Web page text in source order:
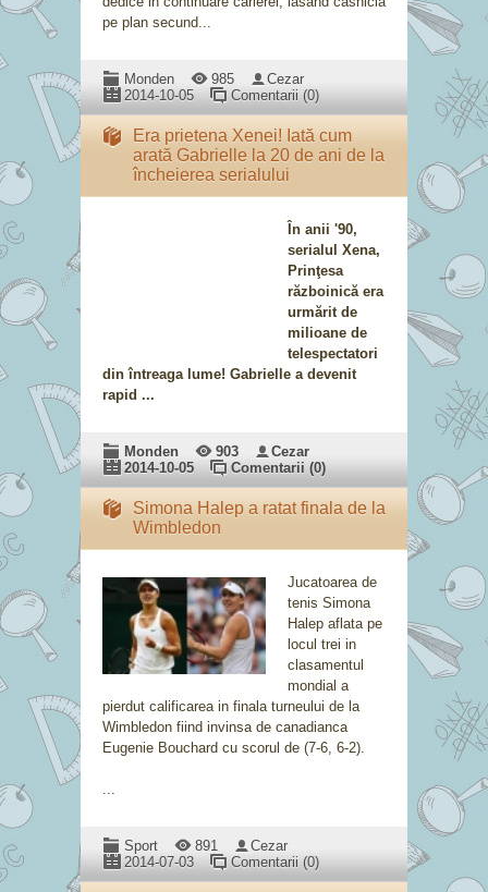
pe plan secund...
Monden 985
Cezar
2014-10-05
Comentarii (0)
Era prietena Xenei! Iată cum
arată Gabrielle la 20 de ani de la
încheierea serialului
În anii '90,
serialul Xena,
Prinţesa
războinică era
urmărit de
milioane de
telespectatori
din întreaga lume! Gabrielle a devenit
rapid ...
Monden 903
Cezar
2014-10-05
Comentarii (0)
Simona Halep a ratat finala de la
Wimbledon
Jucatoarea de
tenis Simona
Halep aflata pe
locul trei in
clasamentul
mondial a
pierdut calificarea in finala turneului de la
Wimbledon fiind invinsa de canadianca
Eugenie Bouchard cu scorul de (7-6, 6-2).
...
Sport 891
Cezar
2014-07-03
Comentarii (0)